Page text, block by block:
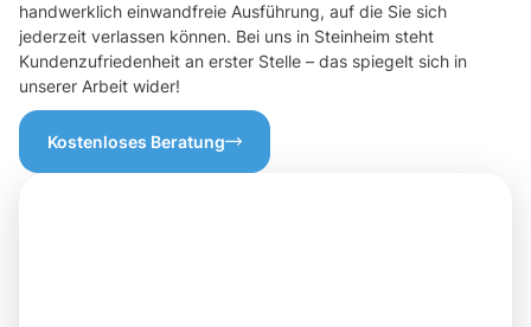
handwerklich einwandfreie Ausführung, auf die Sie sich
jederzeit verlassen können. Bei uns in Steinheim steht
Kundenzufriedenheit an erster Stelle – das spiegelt sich in
unserer Arbeit wider!
Kostenloses Beratung